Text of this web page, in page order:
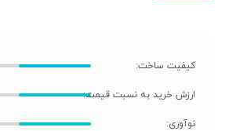
کیفیت ساخت:
ارزش خرید به نسبت قیمت:
نوآوری: